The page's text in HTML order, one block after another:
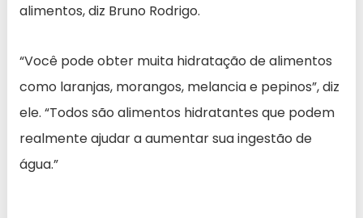
alimentos, diz Bruno Rodrigo.
“Você pode obter muita hidratação de alimentos
como laranjas, morangos, melancia e pepinos”, diz
ele. “Todos são alimentos hidratantes que podem
realmente ajudar a aumentar sua ingestão de
água.”